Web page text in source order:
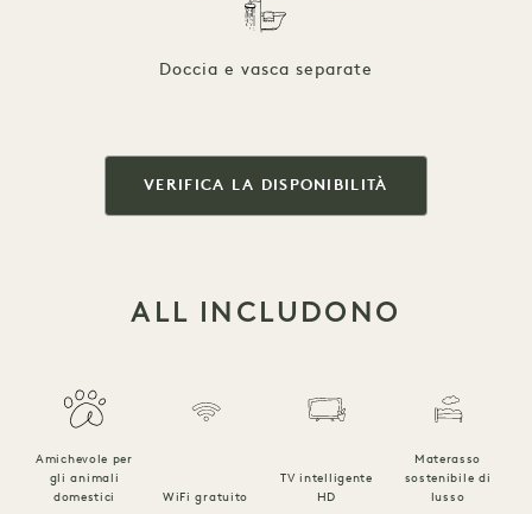
Doccia e vasca separate
VERIFICA LA DISPONIBILITÀ
ALL INCLUDONO
Amichevole per
gli animali
domestici
WiFi gratuito
TV intelligente
HD
Materasso
sostenibile di
lusso